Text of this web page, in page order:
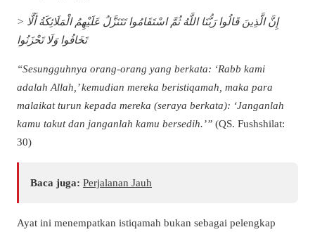
> إِنَّ الَّذِينَ قَالُوا رَبُّنَا اللَّهُ ثُمَّ اسْتَقَامُوا تَتَنَزَّلُ عَلَيْهِمُ الْمَلَائِكَةُ أَلَّا
تَخَافُوا وَلَا تَحْزَنُوا
“Sesungguhnya orang-orang yang berkata: ‘Rabb kami
adalah Allah,’ kemudian mereka beristiqamah, maka para
malaikat turun kepada mereka (seraya berkata): ‘Janganlah
kamu takut dan janganlah kamu bersedih.’” (QS. Fushshilat:
30)
Baca juga: Perjalanan Jauh
Ayat ini menempatkan istiqamah bukan sebagai pelengkap